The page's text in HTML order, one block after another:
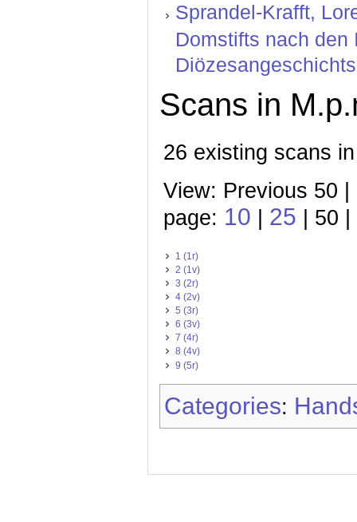
Sprandel-Krafft,
Domstifts nach den
Scans in
26 existing scans
View: Previous 50
page: 10 25 | 50 |
1 (1r)
2 (1v)
3 (2r)
4 (2v)
5 (3r)
6 (3v)
7 (4r)
8 (4v)
9 (5r)
Categories: